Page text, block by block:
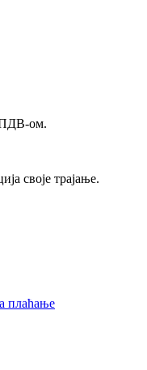
ПДВ-ом.
своје трајање.
плаћање